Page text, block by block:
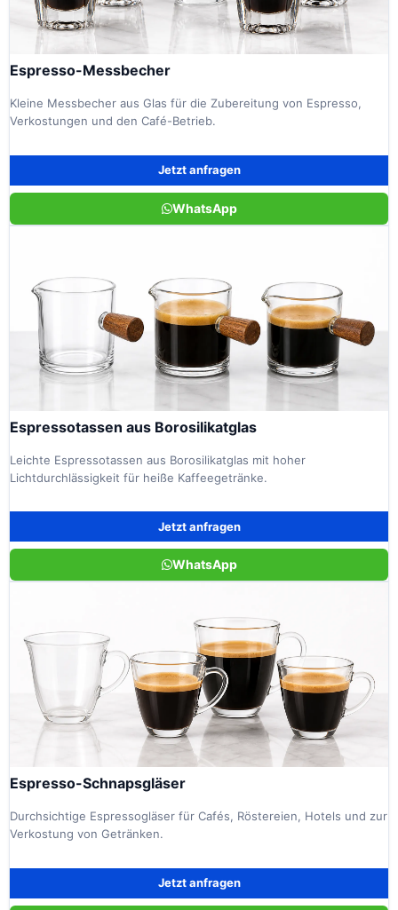
Espresso-Messbecher
Kleine Messbecher aus Glas für die Zubereitung von Espresso,
Verkostungen und den Café-Betrieb.
Jetzt anfragen
WhatsApp
Espressotassen aus Borosilikatglas
Leichte Espressotassen aus Borosilikatglas mit hoher
Lichtdurchlässigkeit für heiße Kaffeegetränke.
Jetzt anfragen
WhatsApp
Espresso-Schnapsgläser
Durchsichtige Espressogläser für Cafés, Röstereien, Hotels und zur
Verkostung von Getränken.
Jetzt anfragen